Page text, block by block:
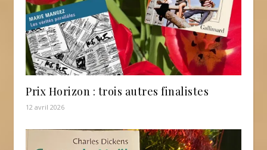
Prix Horizon : trois autres finalistes
12 avril 2026